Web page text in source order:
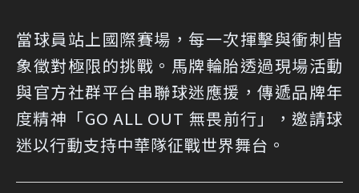
當球員站上國際賽場，每一次揮擊與衝刺皆
象徵對極限的挑戰。馬牌輪胎透過現場活動
與官方社群平台串聯球迷應援，傳遞品牌年
度精神「GO ALL OUT 無畏前行」，邀請球
迷以行動支持中華隊征戰世界舞台。